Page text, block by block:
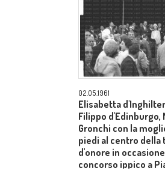
02.05.1961
Elisabetta
Filippo d'Edinburgo,
Gronchi con la
piedi al centro della
d'onore in
concorso ippico a